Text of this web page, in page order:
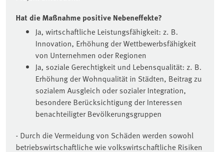
Hat die Maßnahme positive Nebeneffekte?
Ja, wirtschaftliche Leistungsfähigkeit: z. B.
Innovation, Erhöhung der Wettbewerbsfähigkeit
von Unternehmen oder Regionen
Ja, soziale Gerechtigkeit und Lebensqualität: z. B.
Erhöhung der Wohnqualität in Städten, Beitrag zu
sozialem Ausgleich oder sozialer Integration,
besondere Berücksichtigung der Interessen
benachteiligter Bevölkerungsgruppen
- Durch die Vermeidung von Schäden werden sowohl
betriebswirtschaftliche wie volkswirtschaftliche Risiken